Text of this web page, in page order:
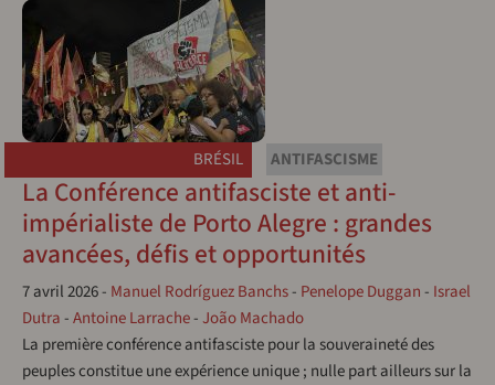
BRÉSIL ANTIFASCISME
La Conférence antifasciste et anti-
impérialiste de Porto Alegre : grandes
avancées, défis et opportunités
7 avril 2026- Manuel Rodríguez Banchs- Penelope Duggan- Israel
Dutra-Antoine Larrache-João Machado
La première conférence antifasciste pour la souveraineté des
peuples constitue une expérience unique ; nulle part ailleurs sur la